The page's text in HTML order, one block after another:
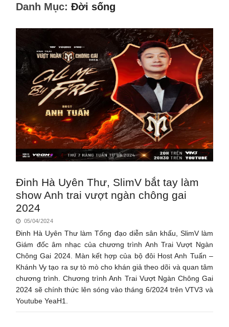
Danh Mục:Đời sống
Đinh Hà Uyên Thư, SlimV bắt tay làm
show Anh trai vượt ngàn chông gai
2024
05/04/2024
Đinh Hà Uyên Thư làm Tổng đạo diễn sân khấu, SlimV làm
Giám đốc âm nhạc của chương trình Anh Trai Vượt Ngàn
Chông Gai 2024. Màn kết hợp của bộ đôi Host Anh Tuấn –
Khánh Vy tạo ra sự tò mò cho khán giả theo dõi và quan tâm
chương trình. Chương trình Anh Trai Vượt Ngàn Chông Gai
2024 sẽ chính thức lên sóng vào tháng 6/2024 trên VTV3 và
Youtube YeaH1.